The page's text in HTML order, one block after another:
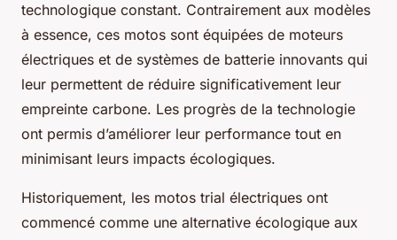
technologique constant. Contrairement aux modèles
à essence, ces motos sont équipées de moteurs
électriques et de systèmes de batterie innovants qui
leur permettent de réduire significativement leur
empreinte carbone. Les progrès de la technologie
ont permis d’améliorer leur performance tout en
minimisant leurs impacts écologiques.
Historiquement, les motos trial électriques ont
commencé comme une alternative écologique aux